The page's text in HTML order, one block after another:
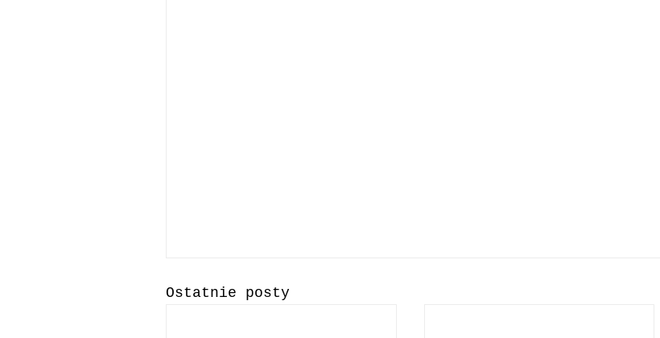
Ostatnie posty